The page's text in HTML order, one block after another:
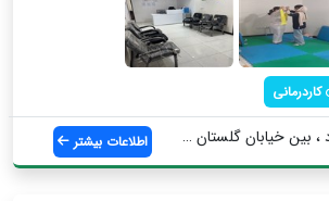
کاردرمانی
بین خیابان گلستان ۳... اطلاعات بیشتر